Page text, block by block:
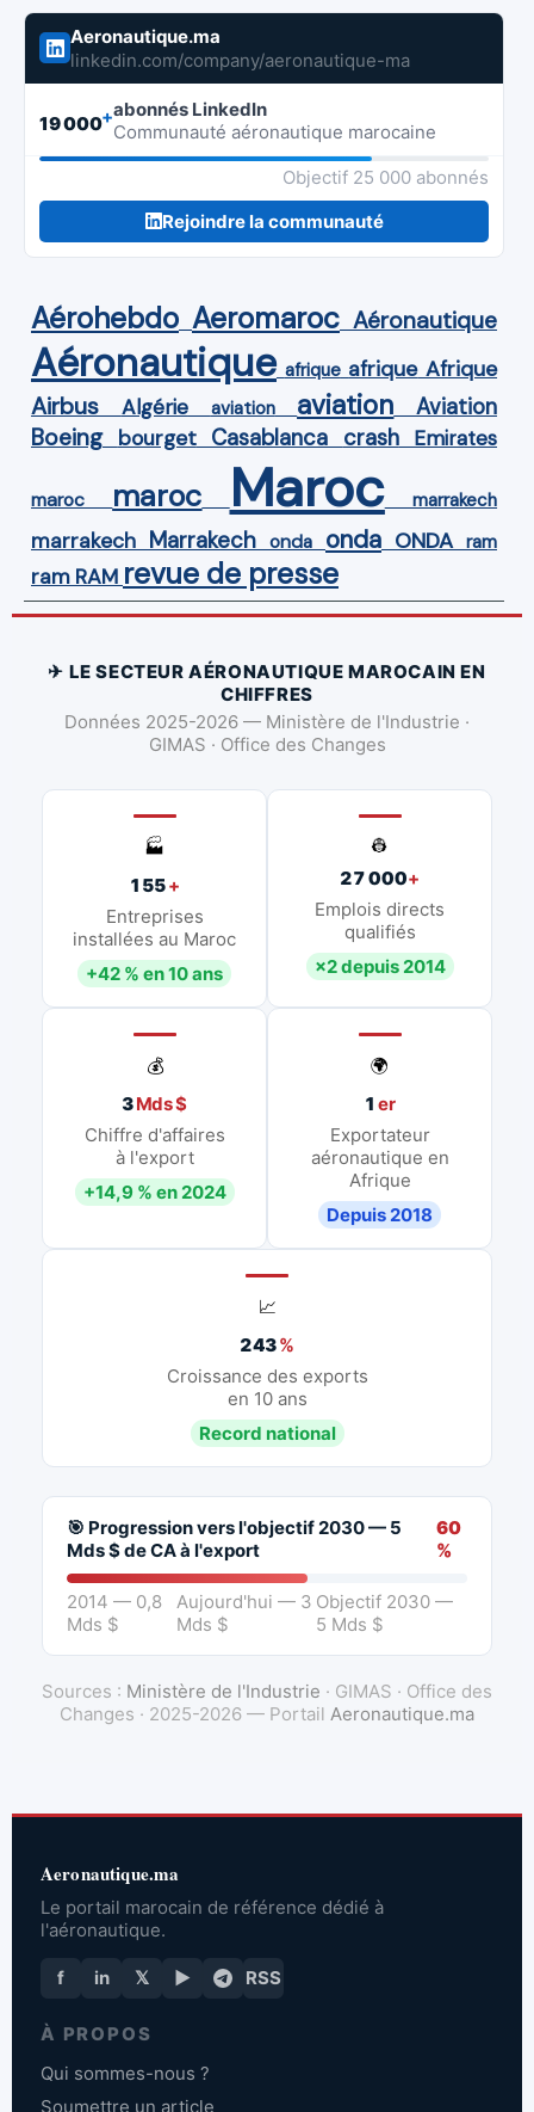
Aeronautique.ma
linkedin.com/company/aeronautique-ma
19 000+abonnés LinkedIn
Communauté aéronautique marocaine
Objectif 25 000 abonnés
Rejoindre la communauté
Aérohebdo Aeromaroc Aéronautique
Aéronautique afrique afrique Afrique
Airbus Algérie aviation aviation Aviation
Boeing bourget Casablanca crash Emirates
maroc maroc Maroc marrakech
marrakech Marrakech onda onda ONDA ram
ram RAM revue de presse
✈ LE SECTEUR AÉRONAUTIQUE MAROCAIN EN
CHIFFRES
Données 2025-2026 — Ministère de l'Industrie ·
GIMAS · Office des Changes
🏭
155+
Entreprises
installées au Maroc
+42 % en 10 ans
👷
27 000+
Emplois directs
qualifiés
×2 depuis 2014
💰
3Mds $
Chiffre d'affaires
à l'export
+14,9 % en 2024
🌍
1 er
Exportateur
aéronautique en
Afrique
Depuis 2018
📈
243%
Croissance des exports
en 10 ans
Record national
🎯 Progression vers l'objectif 2030 — 5
Mds $ de CA à l'export
60
%
2014 — 0,8
Mds $
Aujourd'hui — 3
Mds $
Objectif 2030 —
5 Mds $
Sources : Ministère de l'Industrie · GIMAS · Office des
Changes · 2025-2026 — Portail Aeronautique.ma
Aeronautique.ma
Le portail marocain de référence dédié à
l'aéronautique.
f in 𝕏 ▶ RSS
À PROPOS
Qui sommes-nous ?
Soumettre un article